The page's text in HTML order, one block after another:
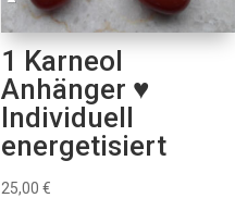
1 Karneol
Anhänger ♥
Individuell
energetisiert
25,00 €